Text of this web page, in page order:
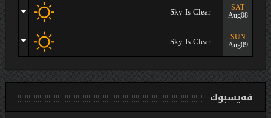
SAT
Aug08
Sky Is Clear
SUN
Aug09
Sky Is Clear
فەیسبوك